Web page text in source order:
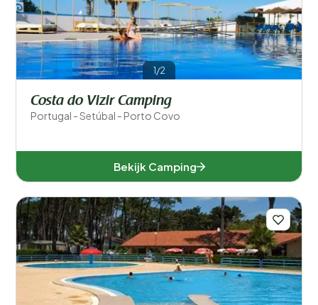
Provincies
Coimbra (2)
Filters opslaan
1/2
Costa do Vizir Camping
Portugal - Setúbal - Porto Covo
Bekijk Camping